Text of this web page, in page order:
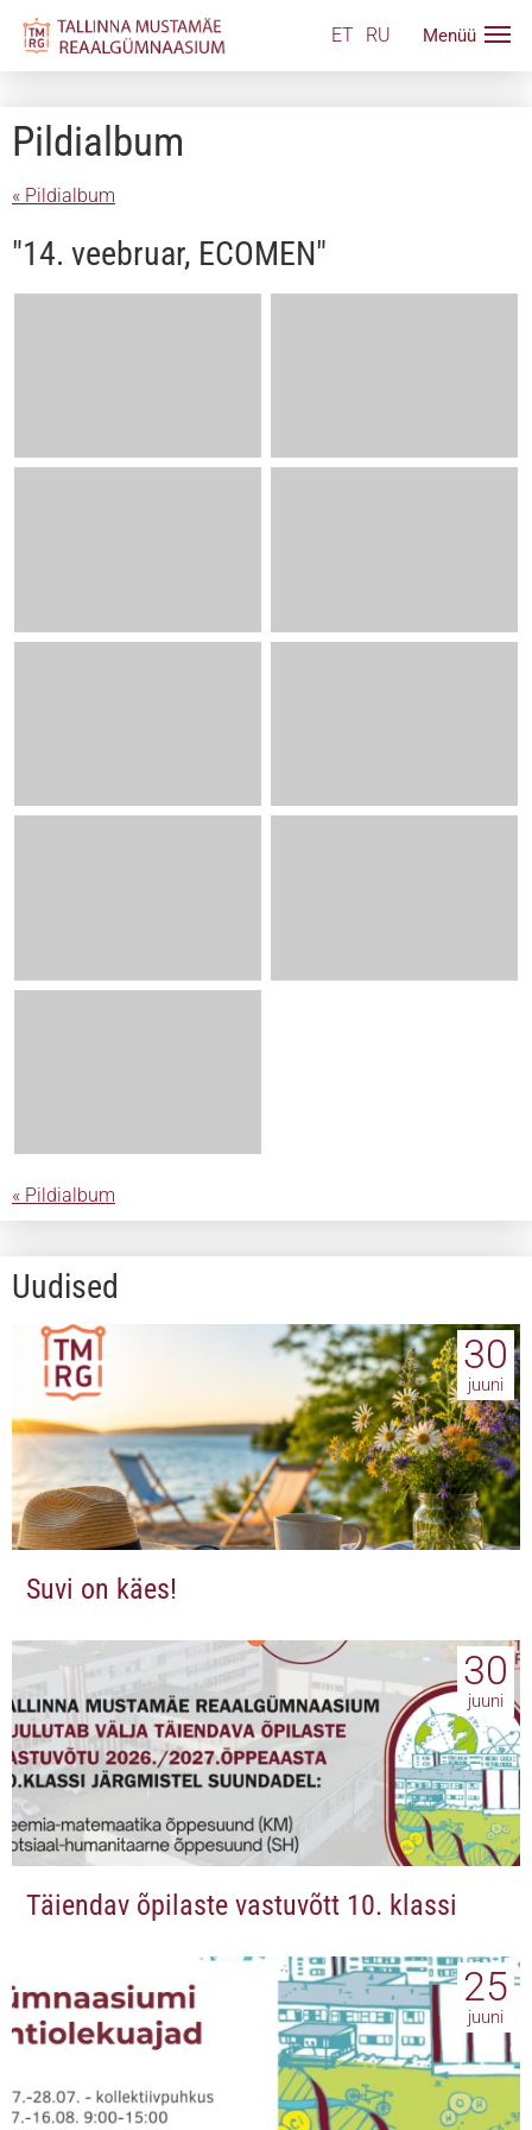
ET RU
Pildialbum
« Pildialbum
"14. veebruar, ECOMEN"
« Pildialbum
Uudised
30
juuni
Suvi on käes!
30
juuni
Täiendav õpilaste vastuvõtt 10. klassi
25
juuni